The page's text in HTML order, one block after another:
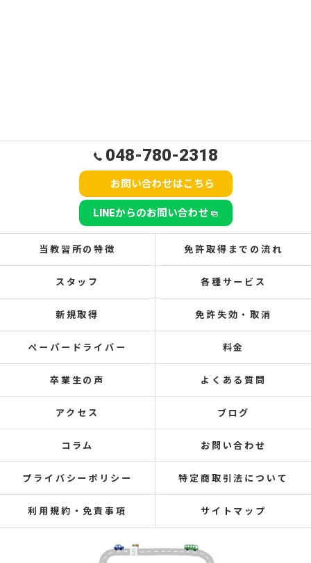
048-780-2318
お問い合わせはこちら
LINEからのお問い合わせ
当教習所の特徴 免許取得までの流れ
スタッフ 各種サービス
新規取得 免許失効・取消
ペーパードライバー 料金
卒業生の声 よくある質問
アクセス ブログ
コラム お問い合わせ
プライバシーポリシー 特定商取引法について
利用規約・免責事項 サイトマップ